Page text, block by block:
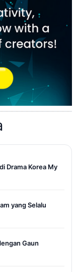
Drama Korea My
yang Selalu
Gaun